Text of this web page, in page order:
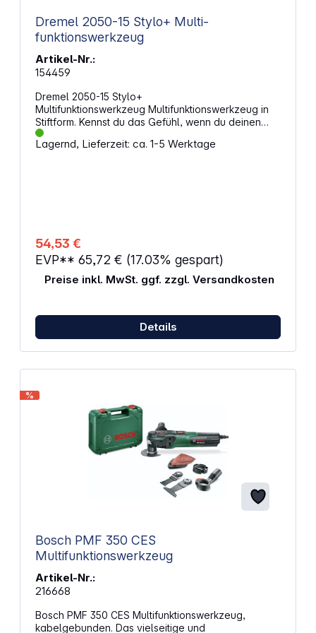
Dremel 2050-15 Stylo+ Multi-
funktionswerkzeug
Artikel-Nr.:
154459
Dremel 2050-15 Stylo+
Multifunktionswerkzeug Multifunktionswerkzeug in
Stiftform. Kennst du das Gefühl, wenn du deinen
Lieblingsstift zur Hand nimmst und er sich genau
richtig anfühlt? Stelle dir diesen Komfort mit einem
oder Polieren von Flächen: Dieses Werkzeug ist
dein idealer Begleiter für eine Vielzahl von
kreativen Projekten Durch variable
Drehzahleinstellungen kann die Geschwindigkeit
genau auf die Bedürfnisse des Projekts
Bewegungsfreiheit mit langem Kabel, sodass du
jeden Arbeitsort ohne Einschränkungen erreichen
kannst Durch das Kabel steht dir immer Leistung zur
Verfügung, ohne dass du zwischendurch laden
cm Breite: 3 cm Tiefe: 2,3 cm Leerlaufdrehzahl:
5000 - 22000 U/min Drehzahleinstellung: Variabel
Schnellwechselsystem: Bohrfutter Schalldruck: 70
hochwertige Dremel Zubehöre
Lagernd, Lieferzeit: ca. 1-5 Werktage
54,53 €
EVP** 65,72 € (17.03% gespart)
Preise inkl. MwSt. ggf. zzgl. Versandkosten
Details
%
Bosch PMF 350 CES
Multifunktionswerkzeug
Artikel-Nr.:
216668
Bosch PMF 350 CES Multifunktionswerkzeug,
kabelgebunden. Das vielseitige und